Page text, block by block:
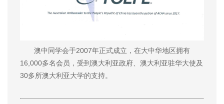
澳中同学会于2007年正式成立，在大中华地区拥有
16,000多名会员，受到澳大利亚政府、澳大利亚驻华大使及
30多所澳大利亚大学的支持。